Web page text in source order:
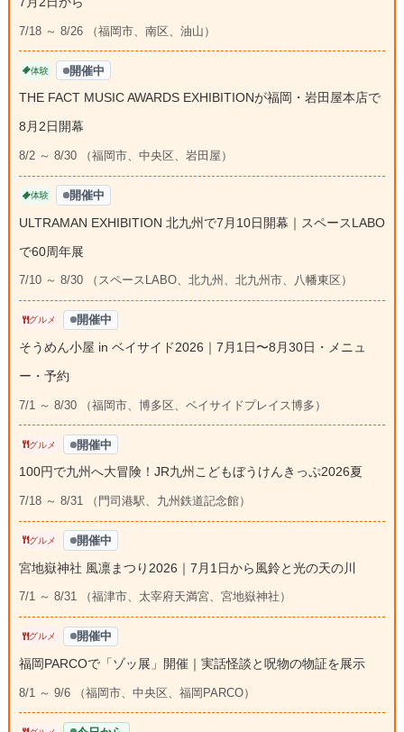
7/18 ～ 8/26 （福岡市、南区、油山）
体験 開催中
THE FACT MUSIC AWARDS EXHIBITIONが福岡・岩田屋本店で
8月2日開幕
8/2 ～ 8/30 （福岡市、中央区、岩田屋）
体験 開催中
ULTRAMAN EXHIBITION 北九州で7月10日開幕｜スペースLABO
で60周年展
7/10 ～ 8/30 （スペースLABO、北九州、北九州市、八幡東区）
グルメ 開催中
そうめん小屋 in ベイサイド2026｜7月1日〜8月30日・メニュ
ー・予約
7/1 ～ 8/30 （福岡市、博多区、ベイサイドプレイス博多）
グルメ 開催中
100円で九州へ大冒険！JR九州こどもぼうけんきっぷ2026夏
7/18 ～ 8/31 （門司港駅、九州鉄道記念館）
グルメ 開催中
宮地嶽神社 風凛まつり2026｜7月1日から風鈴と光の天の川
7/1 ～ 8/31 （福津市、太宰府天満宮、宮地嶽神社）
グルメ 開催中
福岡PARCOで「ゾッ展」開催｜実話怪談と呪物の物証を展示
8/1 ～ 9/6 （福岡市、中央区、福岡PARCO）